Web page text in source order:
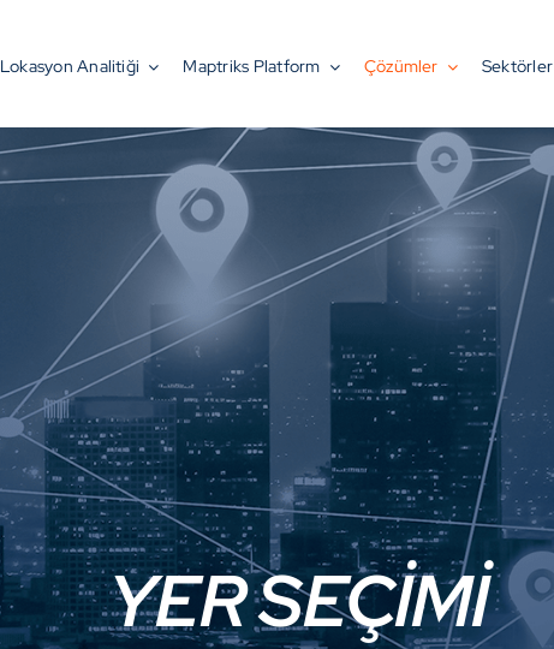
Lokasyon Analitiği Maptriks Platform Çözümler Sektörler
YER SEÇIMI